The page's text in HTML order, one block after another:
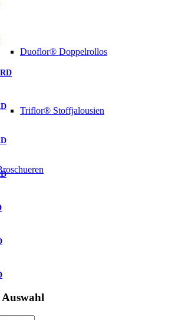
Duoflor® Doppelrollos
Triflor® Stoffjalousien
Auswahl